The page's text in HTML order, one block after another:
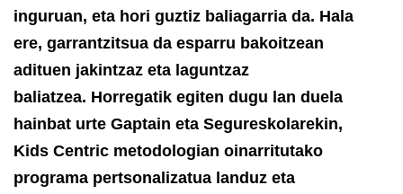
inguruan, eta hori guztiz baliagarria da. Hala
ere, garrantzitsua da esparru bakoitzean
adituen jakintzaz eta laguntzaz
baliatzea. Horregatik egiten dugu lan duela
hainbat urte Gaptain eta Segureskolarekin,
Kids Centric metodologian oinarritutako
programa pertsonalizatua landuz eta